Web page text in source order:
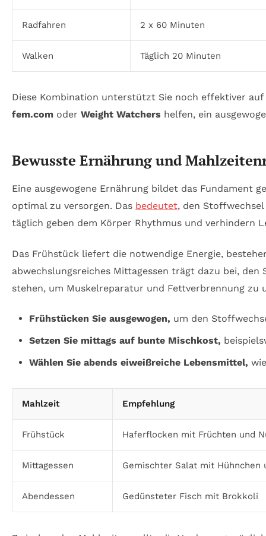
Radfahren 2 x 60 Minuten
Walken Täglich 20 Minuten
Diese Kombination unterstützt Sie noch effektiver
fem.com oder Weight Watchers helfen, ein
Bewusste Ernährung und
Eine ausgewogene Ernährung bildet das Fundament
optimal zu versorgen. Das bedeutet, den
täglich geben dem Körper Rhythmus und verhindern
Das Frühstück liefert die notwendige Energie,
abwechslungsreiches Mittagessen trägt dazu bei,
stehen, um Muskelreparatur und Fettverbrennung zu
Frühstücken Sie ausgewogen, um den
Setzen Sie mittags auf bunte Mischkost,
Wählen Sie abends eiweißreiche Lebensmittel,
Mahlzeit Empfehlung
Frühstück Haferflocken mit Früchten und
Mittagessen Gemischter Salat mit Hühnchen
Abendessen Gedünsteter Fisch mit Brokkoli